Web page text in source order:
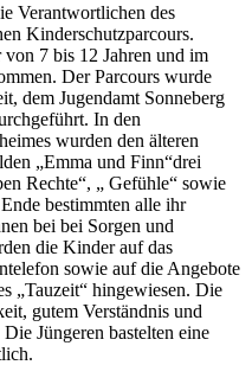
Verantwortlichen des
Kinderschutzparcours.
7 bis 12 Jahren und im
Der Parcours wurde
dem Jugendamt Sonneberg
In den
wurden den älteren
„Emma und Finn“drei
Rechte“, „ Gefühle“ sowie
bestimmten alle ihr
bei bei Sorgen und
die Kinder auf das
sowie auf die Angebote
„Tauzeit“ hingewiesen. Die
gutem Verständnis und
Jüngeren bastelten eine